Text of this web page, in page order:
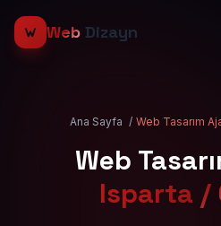
Web Dizayn
Ana Sayfa / Web Tasarım
Web
Isparta /